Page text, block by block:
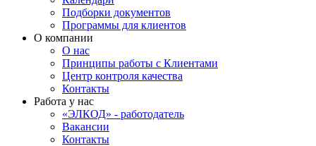
Подборки документов
Программы для клиентов
О компании
О нас
Принципы работы с Клиентами
Центр контроля качества
Контакты
Работа у нас
«ЭЛКОД» - работодатель
Вакансии
Контакты